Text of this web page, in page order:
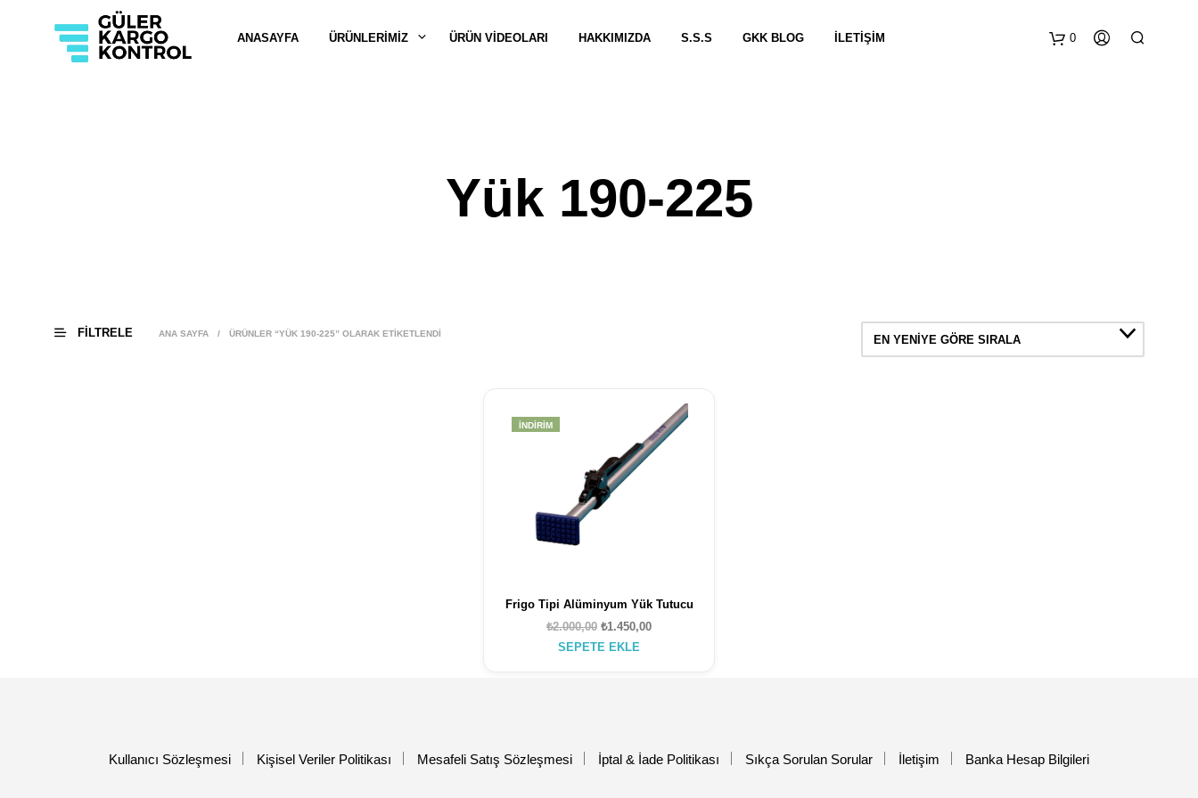
0
ANASAYFA ÜRÜNLERIMIZ ÜRÜN VİDEOLARI HAKKIMIZDA S.S.S GKK BLOG İLETIŞIM
Yük 190-225
FILTRELE ANA SAYFA / ÜRÜNLER “YÜK 190-225” OLARAK ETIKETLENDI EN YENIYE GÖRE SIRALA
İNDIRIM
Frigo Tipi Alüminyum Yük Tutucu
₺2.000,00 Orijinal
fiyat:
₺1.450,00Şu
SEPETE EKLE
Kullanıcı Sözleşmesi Kişisel Veriler Politikası Mesafeli Satış Sözleşmesi İptal & İade Politikası Sıkça Sorulan Sorular İletişim Banka Hesap Bilgileri